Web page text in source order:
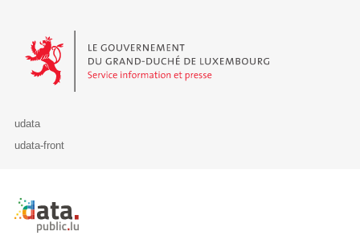
Le Gouvernement du Grand-Duché de Luxembourg - Service
udata
udata-front
Retour à l'accueil de data.public.lu